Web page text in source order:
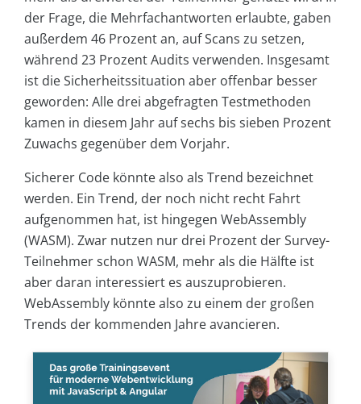
der Frage, die Mehrfachantworten erlaubte, gaben
außerdem 46 Prozent an, auf Scans zu setzen,
während 23 Prozent Audits verwenden. Insgesamt
ist die Sicherheitssituation aber offenbar besser
geworden: Alle drei abgefragten Testmethoden
kamen in diesem Jahr auf sechs bis sieben Prozent
Zuwachs gegenüber dem Vorjahr.
Sicherer Code könnte also als Trend bezeichnet
werden. Ein Trend, der noch nicht recht Fahrt
aufgenommen hat, ist hingegen WebAssembly
(WASM). Zwar nutzen nur drei Prozent der Survey-
Teilnehmer schon WASM, mehr als die Hälfte ist
aber daran interessiert es auszuprobieren.
WebAssembly könnte also zu einem der großen
Trends der kommenden Jahre avancieren.